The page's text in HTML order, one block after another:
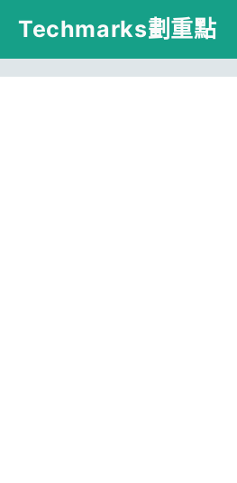
跳
主
Techmarks劃重點